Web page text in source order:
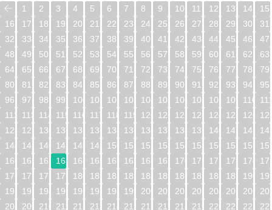
1 2 3 4 5 6 7 8 9 10 11 12 13 14
15
16
17 18 19 20 21 22 23 24 25 26 27 28 29 30
31
32
33 34 35 36 37 38 39 40 41 42 43 44 45 46
47
48
49 50 51 52 53 54 55 56 57 58 59 60 61 62
63
64
65 66 67 68 69 70 71 72 73 74 75 76 77 78
79
80
81 82 83 84 85 86 87 88 89 90 91 92 93 94
95
96
97 98 99 100 101 102 103 104 105 106 107 108 109 110
112
113 114 115 116 117 118 119 120 121 122 123 124 125 126
128
129 130 131 132 133 134 135 136 137 138 139 140 141 142
144
145 146 147 148 149 150 151 152 153 154 155 156 157 158
160
161 162 163 164 165 166 167 168 169 170 171 172 173 174
176
177 178 179 180 181 182 183 184 185 186 187 188 189 190
192
193 194 195 196 197 198 199 200 201 202 203 204 205 206
208
209 210 211 212 213 214 215 216 217 218 219 220 221 222